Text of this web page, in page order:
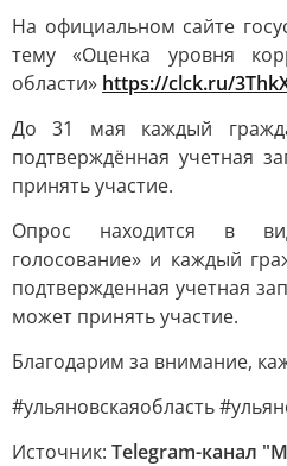
На официальном сайте
тему «Оценка уровня
области» https://clck.ru/
До 31 мая каждый
подтверждённая учетная
принять участие.
Опрос находится в
голосование» и каждый
подтвержденная учетная
может принять участие.
Благодарим за внимание,
#ульяновскаяобласть
Источник: Telegram-канал